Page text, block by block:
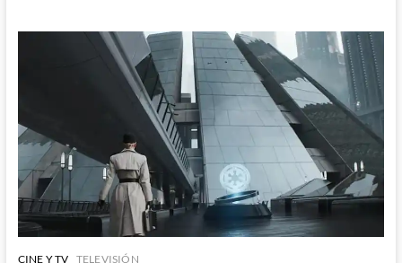
CINE Y TV TELEVISIÓN